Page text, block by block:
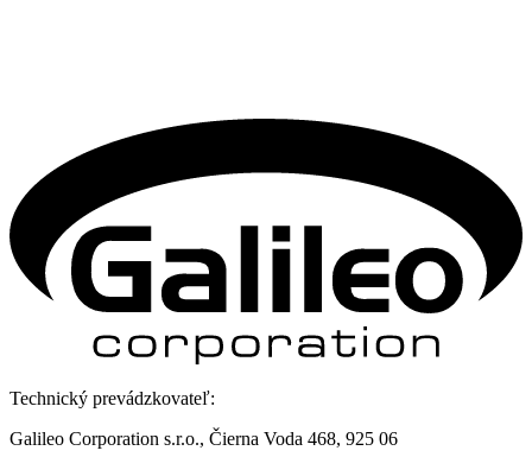
Technický prevádzkovateľ:
Galileo Corporation s.r.o., Čierna Voda 468, 925 06